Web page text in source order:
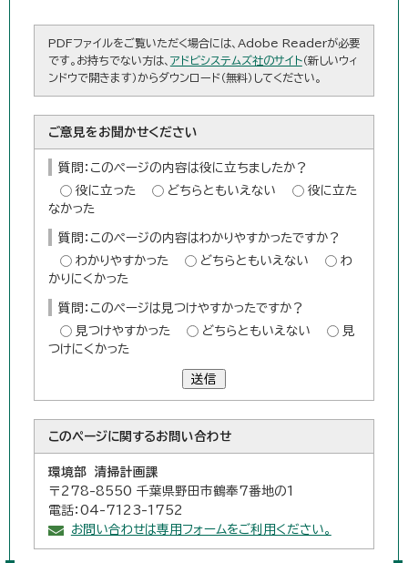
PDFファイルをご覧いただく場合には、Adobe Readerが必要
です。お持ちでない方は、 アドビシステムズ社のサイト（新しいウィ
ンドウで開きます）からダウンロード（無料）してください。
ご意見をお聞かせください
質問：このページの内容は役に立ちましたか？
役に立った
どちらともいえない
役に立た
なかった
質問：このページの内容はわかりやすかったですか？
わかりやすかった
どちらともいえない
わ
かりにくかった
質問：このページは見つけやすかったですか？
見つけやすかった
どちらともいえない
見
つけにくかった
送信
このページに関するお問い合わせ
環境部 清掃計画課
〒278-8550 千葉県野田市鶴奉7番地の1
電話：04-7123-1752
お問い合わせは専用フォームをご利用ください。